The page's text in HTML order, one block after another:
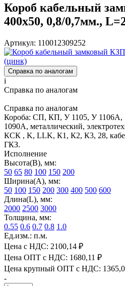
Короб кабельный
400х50, 0,8/0,7мм.,
Артикул: 110012309252
Справка по аналогам
i
Справка по аналогам
Справка по аналогам
Короба: СП, КП, У 1105, У
1090А, металлический,
КСК , K, LLK, К1, К2, К3, 28,
ГКЗ.
Исполнение
Высота(В), мм:
50 65 80 100 150 200
Ширина(А), мм:
50 100 150 200 300 400 500 600
Длина(L), мм:
2000 2500 3000
Толщина, мм:
0.55 0.6 0.7 0.8 1.0
Ед.изм.: п.м.
Цена с НДС: 2100,14 ₽
Цена ОПТ с НДС: 1680,11 ₽
Цена крупный ОПТ с НДС:
-